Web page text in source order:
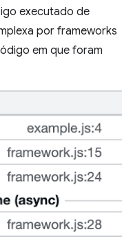
executado de
por frameworks
em que foram